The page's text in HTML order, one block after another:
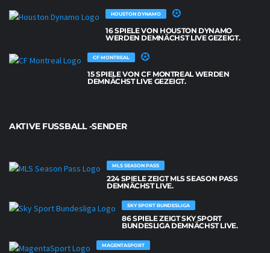
HOUSTON DYNAMO
16 SPIELE VON HOUSTON DYNAMO
WERDEN DEMNÄCHST LIVE GEZEIGT.
CF MONTREAL
15 SPIELE VON CF MONTREAL WERDEN
DEMNÄCHST LIVE GEZEIGT.
AKTIVE FUSSBALL -SENDER
MLS SEASON PASS
224 SPIELE ZEIGT MLS SEASON PASS
DEMNÄCHST LIVE.
SKY SPORT BUNDESLIGA
86 SPIELE ZEIGT SKY SPORT
BUNDESLIGA DEMNÄCHST LIVE.
MAGENTASPORT